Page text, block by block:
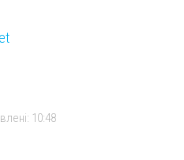
10:48